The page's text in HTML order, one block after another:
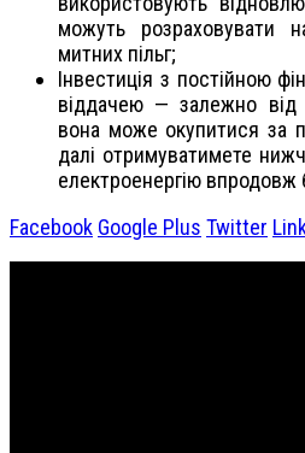
можуть розраховувати
митних пільг;
Інвестиція з постійною
віддачею — ​залежно від
вона може окупитися за
далі отримуватимете
електроенергію впродовж
Facebook Google Plus Twitter